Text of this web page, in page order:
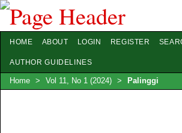
HOME ABOUT LOGIN REGISTER
AUTHOR GUIDELINES
Home > Vol 11, No 1 (2024) > Palinggi